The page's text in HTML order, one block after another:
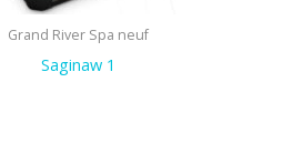
Grand River Spa neuf
Saginaw 1